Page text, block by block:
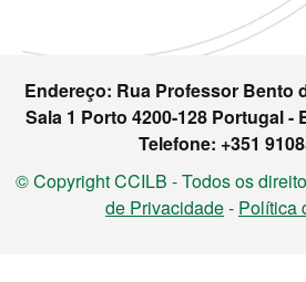
Endereço: Rua Professor Bento
Sala 1 Porto 4200-128 Portugal -
Telefone: +351
© Copyright CCILB - Todos os
de Privacidade- Política